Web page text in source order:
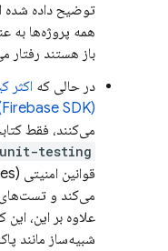
توضیح داده شده
همه پروژه‌ها به
باز هستند رفتار
در حالی که اکثر
(Firebase SDK)
می‌کنند، فقط
unit-testing
می‌کند و تست‌های
علاوه بر این،
شبیه‌ساز مانند